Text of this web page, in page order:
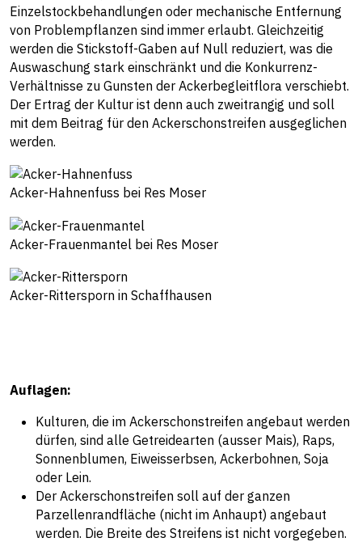
Einzelstockbehandlungen oder mechanische Entfernung
von Problempflanzen sind immer erlaubt. Gleichzeitig
werden die Stickstoff-Gaben auf Null reduziert, was die
Auswaschung stark einschränkt und die Konkurrenz-
Verhältnisse zu Gunsten der Ackerbegleitflora verschiebt.
Der Ertrag der Kultur ist denn auch zweitrangig und soll
mit dem Beitrag für den Ackerschonstreifen ausgeglichen
werden.
Acker-Hahnenfuss bei Res Moser
Acker-Frauenmantel bei Res Moser
Acker-Rittersporn in Schaffhausen
Auflagen:
Kulturen, die im Ackerschonstreifen angebaut werden
dürfen, sind alle Getreidearten (ausser Mais), Raps,
Sonnenblumen, Eiweisserbsen, Ackerbohnen, Soja
oder Lein.
Der Ackerschonstreifen soll auf der ganzen
Parzellenrandfläche (nicht im Anhaupt) angebaut
werden. Die Breite des Streifens ist nicht vorgegeben.